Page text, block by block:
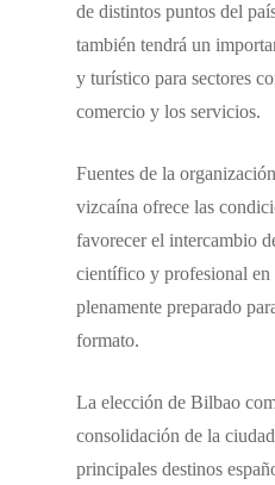
de distintos puntos del
también tendrá un
y turístico para sectores
comercio y los servicios.
Fuentes de la
vizcaína ofrece las
favorecer el intercambio
científico y profesional
plenamente preparado
formato.
La elección de Bilbao
consolidación de la
principales destinos